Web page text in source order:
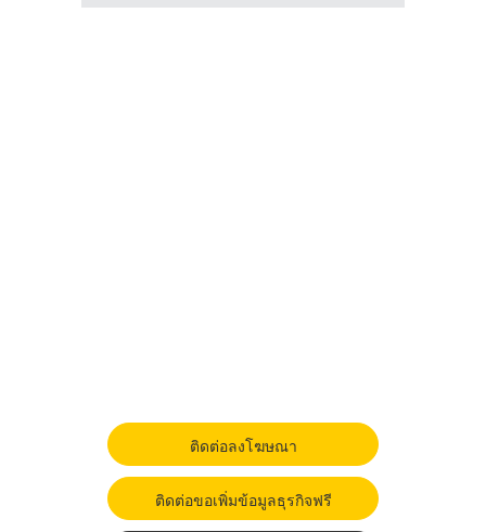
ติดต่อลงโฆษณา
ติดต่อขอเพิ่มข้อมูลธุรกิจฟรี